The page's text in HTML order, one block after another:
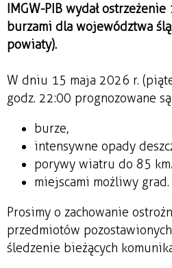
IMGW-PIB wydał
burzami dla województwa
powiaty).
W dniu 15 maja 2026 r.
godz. 22:00 prognozowane
burze,
intensywne opady
porywy wiatru do 85
miejscami możliwy grad.
Prosimy o zachowanie
przedmiotów
śledzenie bieżących